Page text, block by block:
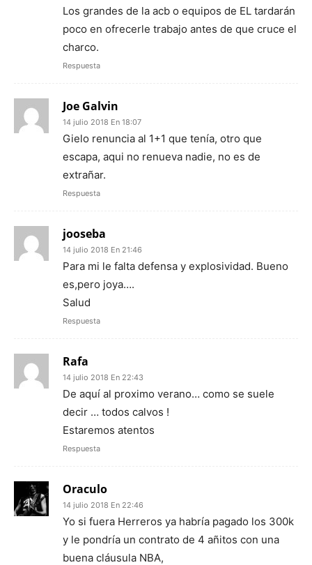
Los grandes de la acb o equipos de EL tardarán
poco en ofrecerle trabajo antes de que cruce el
charco.
Respuesta
Joe Galvin
14 julio 2018 En 18:07
Gielo renuncia al 1+1 que tenía, otro que
escapa, aqui no renueva nadie, no es de
extrañar.
Respuesta
jooseba
14 julio 2018 En 21:46
Para mi le falta defensa y explosividad. Bueno
es,pero joya….
Salud
Respuesta
Rafa
14 julio 2018 En 22:43
De aquí al proximo verano… como se suele
decir … todos calvos !
Estaremos atentos
Respuesta
Oraculo
14 julio 2018 En 22:46
Yo si fuera Herreros ya habría pagado los 300k
y le pondría un contrato de 4 añitos con una
buena cláusula NBA,